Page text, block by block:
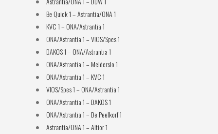
Be Quick 1 – Astrantia/ONA 1
KVC 1 – ONA/Astrantia 1
ONA/Astrantia 1 – VIOS/Spes 1
DAKOS 1 – ONA/Astrantia 1
ONA/Astrantia 1 – Melderslo 1
ONA/Astrantia 1 – KVC 1
VIOS/Spes 1 – ONA/Astrantia 1
ONA/Astrantia 1 – DAKOS 1
ONA/Astrantia 1 – De Peelkorf 1
Astrantia/ONA 1 – Altior 1